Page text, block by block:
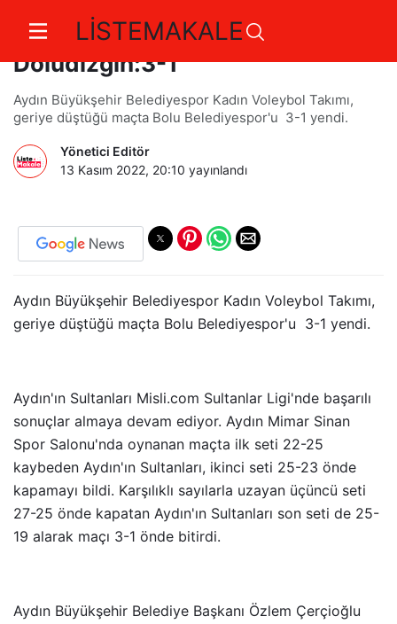
LİSTEMAKALE
Aydın’ın Sultanları Sahasından
Doludizgin:3-1
Aydın Büyükşehir Belediyespor Kadın Voleybol Takımı,
geriye düştüğü maçta Bolu Belediyespor'u 3-1 yendi.
Yönetici Editör
13 Kasım 2022, 20:10 yayınlandı
Aydın Büyükşehir Belediyespor Kadın Voleybol Takımı,
geriye düştüğü maçta Bolu Belediyespor'u 3-1 yendi.
Aydın'ın Sultanları Misli.com Sultanlar Ligi'nde başarılı
sonuçlar almaya devam ediyor. Aydın Mimar Sinan
Spor Salonu'nda oynanan maçta ilk seti 22-25
kaybeden Aydın'ın Sultanları, ikinci seti 25-23 önde
kapamayı bildi. Karşılıklı sayılarla uzayan üçüncü seti
27-25 önde kapatan Aydın'ın Sultanları son seti de 25-
19 alarak maçı 3-1 önde bitirdi.
Aydın Büyükşehir Belediye Başkanı Özlem Çerçioğlu